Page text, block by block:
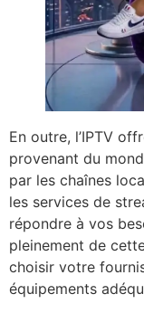
En outre, l’IPTV
provenant du
par les chaînes
les services de
répondre à vos
pleinement de
choisir votre
équipements